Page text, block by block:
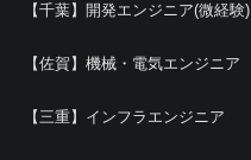
【千葉】開発エンジニア(微経験)
【佐賀】機械・電気エンジニア
【三重】インフラエンジニア